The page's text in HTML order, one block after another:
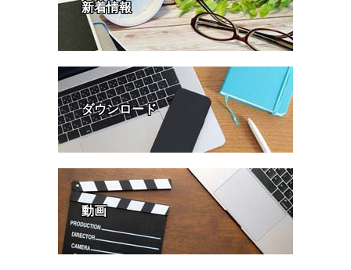
新着情報
ダウンロード
動画